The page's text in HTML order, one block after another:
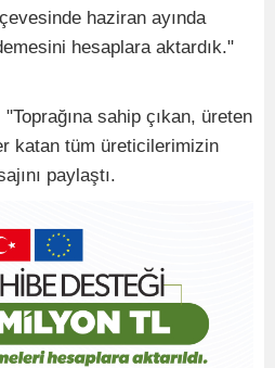
haziran ayında
hesaplara aktardık."
"Toprağına sahip çıkan, üreten
katan tüm üreticilerimizin
paylaştı.